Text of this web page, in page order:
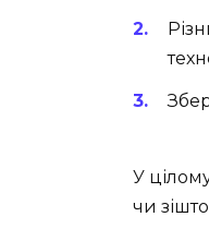
У
чи